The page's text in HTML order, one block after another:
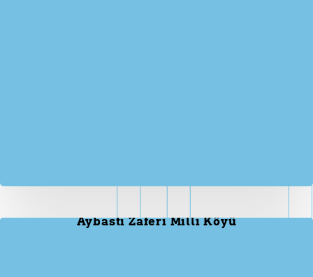
Aybastı Zaferi Milli Köyü